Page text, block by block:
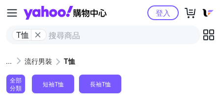
Yahoo購物中心
T恤
登入
流行男裝 T恤
全部
分類
短袖T恤 長袖T恤